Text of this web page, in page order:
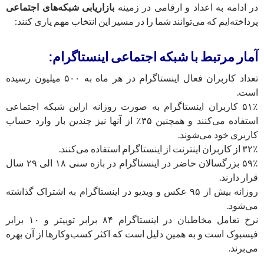
در ادامه به اعداد و ارقامی در زمینه بازاریابی شبکه‌‌های اجتماعی
پرداخته‌ایم که می‌توانند شما را در مسیر این انتخاب مهم یاری کنند:
آمار مرتبط با شبکه اجتماعی اینستاگرام:
تعداد کاربران فعال اینستاگرام در هر ماه به ۵۰۰ میلیون رسیده
است.
۵۱٪ کاربران اینستاگرام به صورت روزانه ازاین شبکه اجتماعی
استفاده می‌کنند و همچنین ۳۵٪ از آنها نیز چندین بار وارد حساب
کاربری خود می‌شوند.
۳۲٪ از کاربران اینترنت از اینستاگرام استفاده می‌کنند.
۵۹٪ بزرگسالان حاضر در اینستاگرام در بازه سنی ۱۸ الی ۲۹ سال
قرار دارند.
روزانه بیش از ۹۵ عکس و ویدیو در اینستاگرام به اشتراک گذاشته
می‌شود.
نرخ تعامل مخاطبان در اینستاگرام ۸۴ برابر توییتر و ۱۰ برابر
فیسبوک است و به همین دلیل است که اکثر کسب‌وکارها از آن بهره
می‌برند.